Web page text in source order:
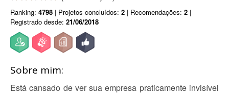
Ranking: 4798 | Projetos concluídos: 2 | Recomendações: 2 |
Registrado desde: 21/06/2018
Sobre mim:
Está cansado de ver sua empresa praticamente invisível